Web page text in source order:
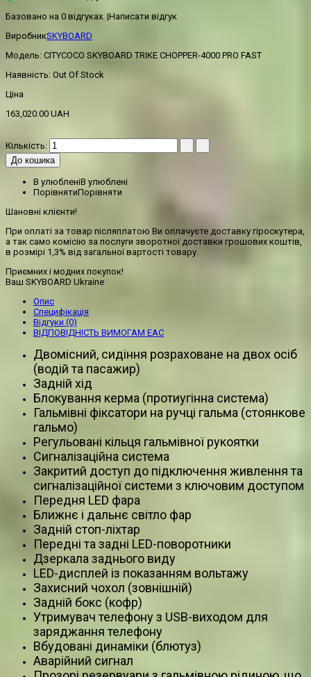
Базовано на 0 відгуках. |Написати відгук
ВиробникSKYBOARD
Модель: CITYCOCO SKYBOARD TRIKE CHOPPER-4000 PRO FAST
Наявність: Out Of Stock
Ціна
163,020.00 UAH
Кількість:
До кошика
В улюбленіВ улюблені
ПорівнятиПорівняти
Шановні клієнти!
При оплаті за товар післяплатою Ви оплачуєте доставку гіроскутера,
а так само комісію за послуги зворотної доставки грошових коштів,
в розмірі 1,3% від загальної вартості товару.
Приємних і модних покупок!
Ваш SKYBOARD Ukraine
Опис
Специфікація
Відгуки (0)
ВІДПОВІДНІСТЬ ВИМОГАМ EAC
Двомісний, сидіння розраховане на двох осіб
(водій та пасажир)
Задній хід
Блокування керма (протиугінна система)
Гальмівні фіксатори на ручці гальма (стоянкове
гальмо)
Регульовані кільця гальмівної рукоятки
Сигналізаційна система
Закритий доступ до підключення живлення та
сигналізаційної системи з ключовим доступом
Передня LED фара
Ближнє і дальнє світло фар
Задній стоп-ліхтар
Передні та задні LED-поворотники
Дзеркала заднього виду
LED-дисплей із показанням вольтажу
Захисний чохол (зовнішній)
Задній бокс (кофр)
Утримувач телефону з USB-виходом для
заряджання телефону
Вбудовані динаміки (блютуз)
Аварійний сигнал